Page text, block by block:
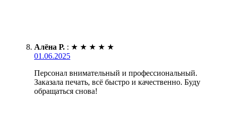
Алёна Р. : ★ ★ ★ ★ ★
01.06.2025
Персонал внимательный и профессиональный.
Заказала печать, всё быстро и качественно. Буду
обращаться снова!